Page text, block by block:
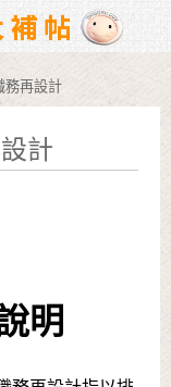
務再設計
計